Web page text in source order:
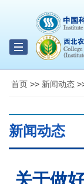
Toggle
navigation
首页 >> 新闻动态
新闻动态
关于做